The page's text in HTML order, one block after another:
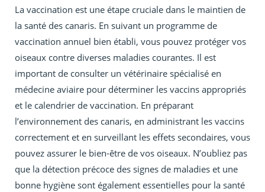
La vaccination est une étape cruciale dans le maintien de
la santé des canaris. En suivant un programme de
vaccination annuel bien établi, vous pouvez protéger vos
oiseaux contre diverses maladies courantes. Il est
important de consulter un vétérinaire spécialisé en
médecine aviaire pour déterminer les vaccins appropriés
et le calendrier de vaccination. En préparant
l’environnement des canaris, en administrant les vaccins
correctement et en surveillant les effets secondaires, vous
pouvez assurer le bien-être de vos oiseaux. N’oubliez pas
que la détection précoce des signes de maladies et une
bonne hygiène sont également essentielles pour la santé